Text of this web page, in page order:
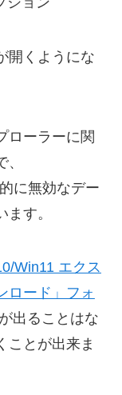
開くようにな
ローラーに関
に無効なデー
す。
Win11 エクス
ロード」フォ
出ることはな
ことが出来ま